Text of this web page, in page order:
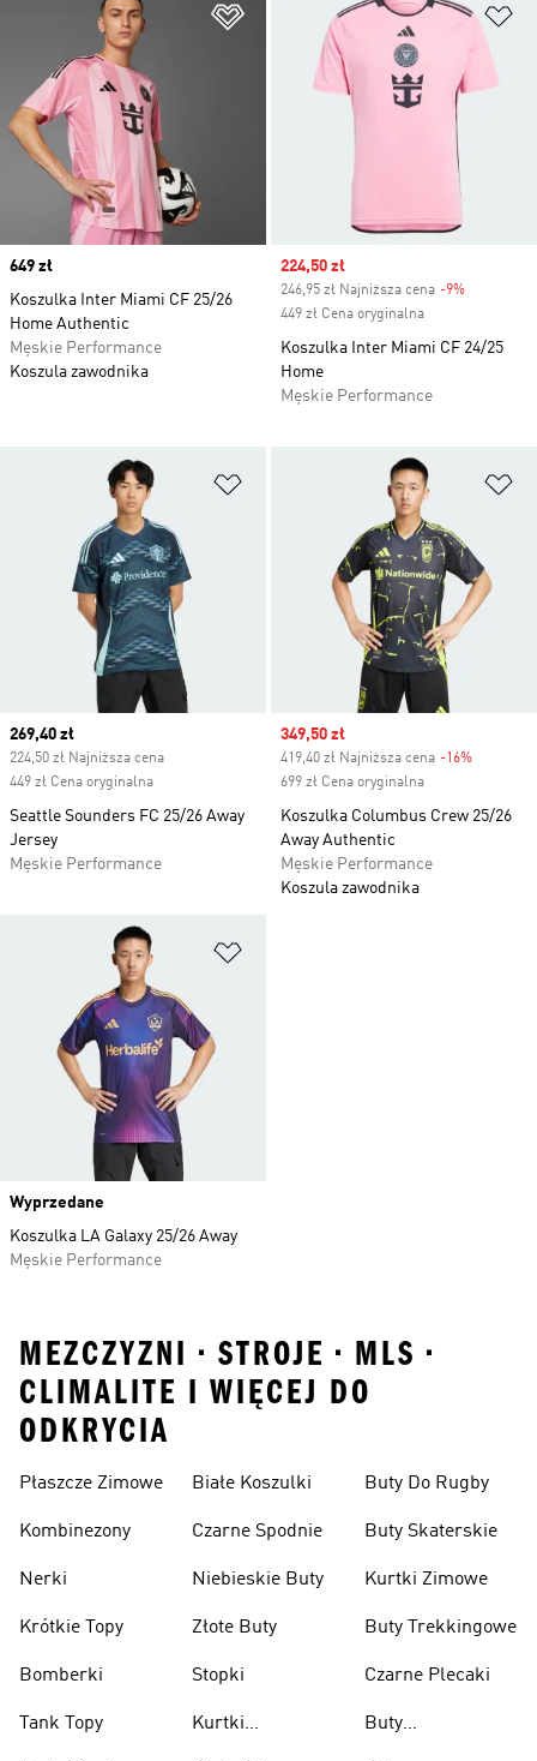
Dodaj do listy życzeń
Price
649 zł
Koszulka Inter Miami CF 25/26
Home Authentic
Męskie Performance
Koszula zawodnika
Sale price
224,50 zł
246,95 zł Najniższa cena -9%
449 zł Cena oryginalna
Koszulka Inter Miami CF 24/25
Home
Męskie Performance
Dodaj do listy życzeń
Current price
269,40 zł
224,50 zł Najniższa cena
449 zł Cena oryginalna
Seattle Sounders FC 25/26 Away
Jersey
Męskie Performance
Sale price
349,50 zł
419,40 zł Najniższa cena -16%
699 zł Cena oryginalna
Koszulka Columbus Crew 25/26
Away Authentic
Męskie Performance
Koszula zawodnika
Wyprzedane
Koszulka LA Galaxy 25/26 Away
Męskie Performance
MEZCZYZNI • STROJE • MLS •
CLIMALITE I WIĘCEJ DO
ODKRYCIA
Płaszcze Zimowe
Kombinezony
Nerki
Krótkie Topy
Bomberki
Tank Topy
Białe Koszulki
Czarne Spodnie
Niebieskie Buty
Złote Buty
Stopki
Kurtki
Buty Do Rugby
Buty Skaterskie
Kurtki Zimowe
Buty Trekkingowe
Czarne Plecaki
Buty